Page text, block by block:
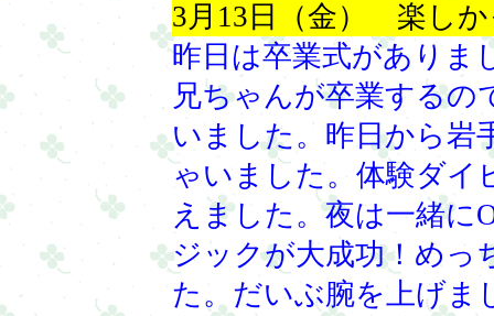
3月13日（金） 楽しか
昨日は卒業式がありま
兄ちゃんが卒業する
いました。昨日から岩
ゃいました。体験ダイ
えました。夜は一緒に
ジックが大成功！めっ
た。だいぶ腕を上げま